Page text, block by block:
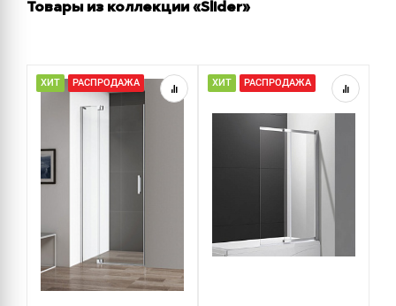
Товары из коллекции «Slider»
ХИТ РАСПРОДАЖА ХИТ РАСПРОДАЖА